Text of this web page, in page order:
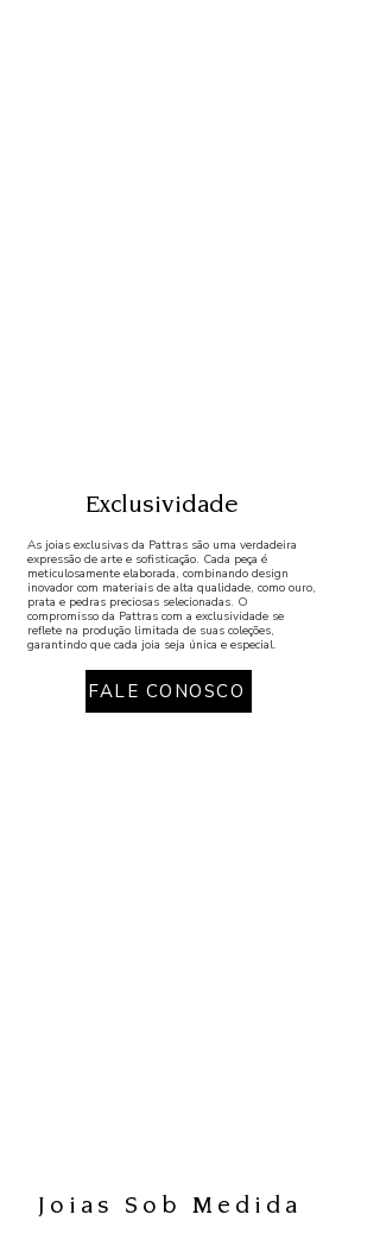
Exclusividade
As joias exclusivas da Pattras são uma verdadeira
expressão de arte e sofisticação. Cada peça é
meticulosamente elaborada, combinando design
inovador com materiais de alta qualidade, como ouro,
prata e pedras preciosas selecionadas. O
compromisso da Pattras com a exclusividade se
reflete na produção limitada de suas coleções,
garantindo que cada joia seja única e especial.
FALE CONOSCO
Joias Sob Medida